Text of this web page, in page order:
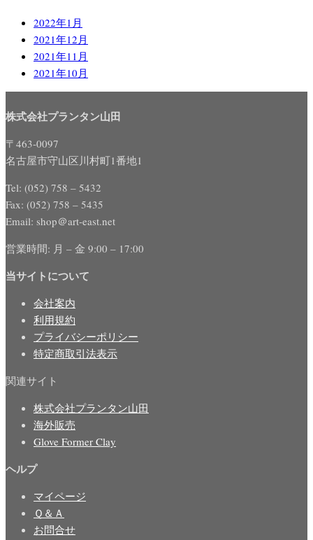
2022年1月
2021年12月
2021年11月
2021年10月
株式会社プランタン山田
〒463-0097
名古屋市守山区川村町1番地1
Tel: (052) 758 – 5432
Fax: (052) 758 – 5435
Email: shop＠art-east.net
営業時間: 月 – 金 9:00 – 17:00
当サイトについて
会社案内
利用規約
プライバシーポリシー
特定商取引法表示
関連サイト
株式会社プランタン山田
海外販売
Glove Former Clay
ヘルプ
マイページ
Ｑ＆Ａ
お問合せ